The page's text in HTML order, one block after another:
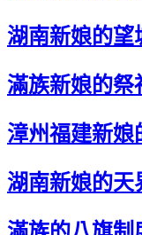
湖南新娘的望
滿族新娘的祭
漳州福建新娘
湖南新娘的天